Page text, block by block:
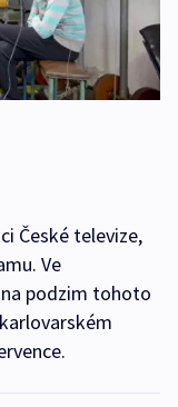
České televize,
Ve
podzim tohoto